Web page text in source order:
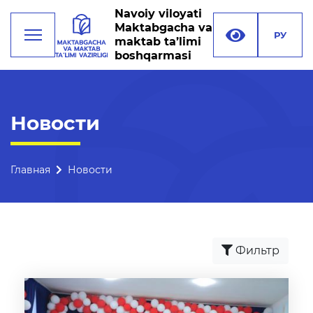
Структура управления
Международные
отношения
Navoiy viloyati
Maktabgacha va
maktab ta’limi
boshqarmasi
РУ
Новости
Главная Новости
Фильтр